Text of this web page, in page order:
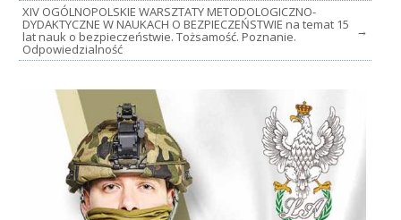
XIV OGÓLNOPOLSKIE WARSZTATY METODOLOGICZNO-
DYDAKTYCZNE W NAUKACH O BEZPIECZEŃSTWIE na temat 15
lat nauk o bezpieczeństwie. Tożsamość. Poznanie.
Odpowiedzialność
→